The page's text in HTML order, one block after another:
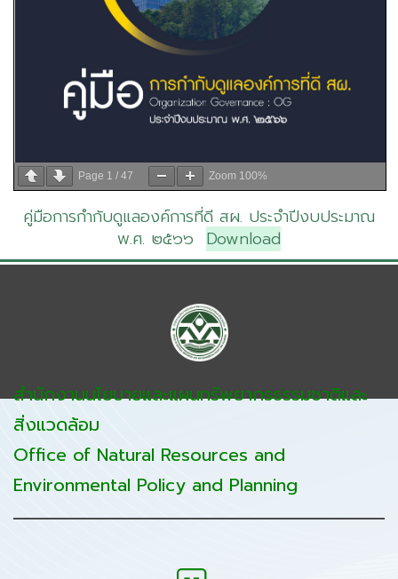
Page 1 / 47 Zoom 100%
คู่มือการกำกับดูแลองค์การที่ดี สผ. ประจำปีงบประมาณ
พ.ศ. ๒๕๖๖ Download
สำนักงานนโยบายและแผนทรัพยากรธรรมชาติและ
สิ่งแวดล้อม
Office of Natural Resources and
Environmental Policy and Planning